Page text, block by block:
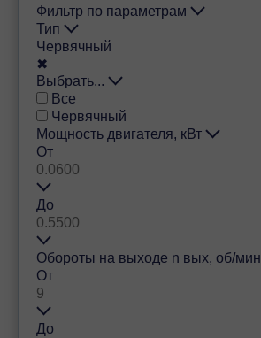
Фильтр по параметрам
Тип
Червячный
✖
Выбрать...
Все
Червячный
Мощность двигателя, кВт
От
До
Обороты на выходе n вых, об/мин
От
До